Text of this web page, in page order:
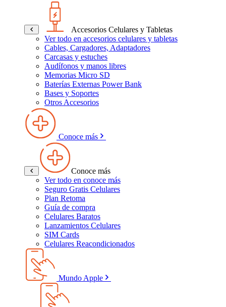
Accesorios Celulares y Tabletas
Ver todo en accesorios celulares y tabletas
Cables, Cargadores, Adaptadores
Carcasas y estuches
Audífonos y manos libres
Memorias Micro SD
Baterías Externas Power Bank
Bases y Soportes
Otros Accesorios
Conoce más
Conoce más
Ver todo en conoce más
Seguro Gratis Celulares
Plan Retoma
Guía de compra
Celulares Baratos
Lanzamientos Celulares
SIM Cards
Celulares Reacondicionados
Mundo Apple